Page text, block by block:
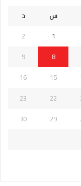
س
د
1
2
8
9
15
16
22
23
29
30